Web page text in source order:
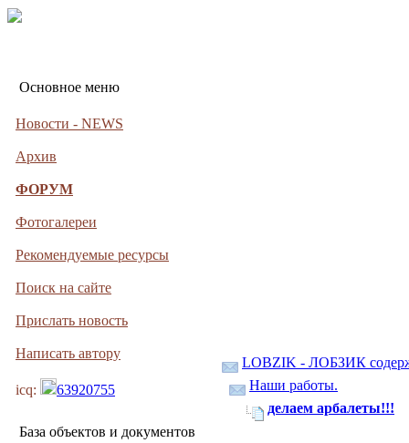
Основное меню
Новости - NEWS
Архив
ФОРУМ
Фотогалереи
Рекомендуемые ресурсы
Поиск на сайте
Прислать новость
Написать автору
icq: 63920755
База объектов и документов
LOBZIK - ЛОБЗИК
Наши работы.
делаем арбалеты!!!